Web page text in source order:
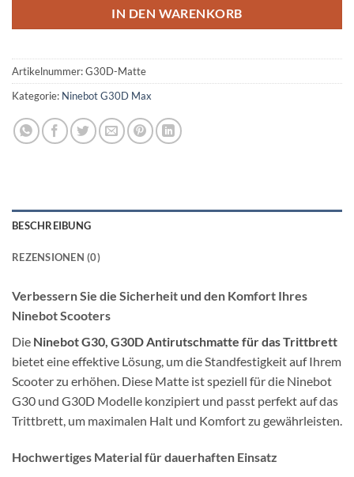
IN DEN WARENKORB
Artikelnummer:G30D-Matte
Kategorie: Ninebot G30D Max
BESCHREIBUNG
REZENSIONEN (0)
Verbessern Sie die Sicherheit und den Komfort Ihres
Ninebot Scooters
Die Ninebot G30, G30D Antirutschmatte für das Trittbrett
bietet eine effektive Lösung, um die Standfestigkeit auf Ihrem
Scooter zu erhöhen. Diese Matte ist speziell für die Ninebot
G30 und G30D Modelle konzipiert und passt perfekt auf das
Trittbrett, um maximalen Halt und Komfort zu gewährleisten.
Hochwertiges Material für dauerhaften Einsatz